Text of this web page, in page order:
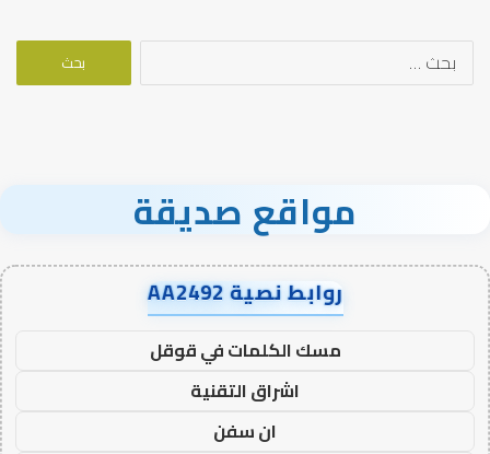
البحث
مواقع صديقة
روابط نصية AA2492
مسك الكلمات في قوقل
اشراق التقنية
ان سفن